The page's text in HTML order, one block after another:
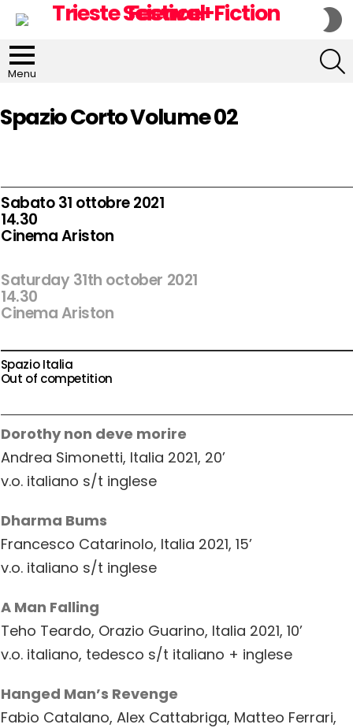
Menu
Spazio Corto Volume 02
Sabato 31 ottobre 2021
14.30
Cinema Ariston
Saturday 31th october 2021
14.30
Cinema Ariston
Spazio Italia
Out of competition
Dorothy non deve morire
Andrea Simonetti, Italia 2021, 20’
v.o. italiano s/t inglese
Dharma Bums
Francesco Catarinolo, Italia 2021, 15’
v.o. italiano s/t inglese
A Man Falling
Teho Teardo, Orazio Guarino, Italia 2021, 10’
v.o. italiano, tedesco s/t italiano + inglese
Hanged Man’s Revenge
Fabio Catalano, Alex Cattabriga, Matteo Ferrari,